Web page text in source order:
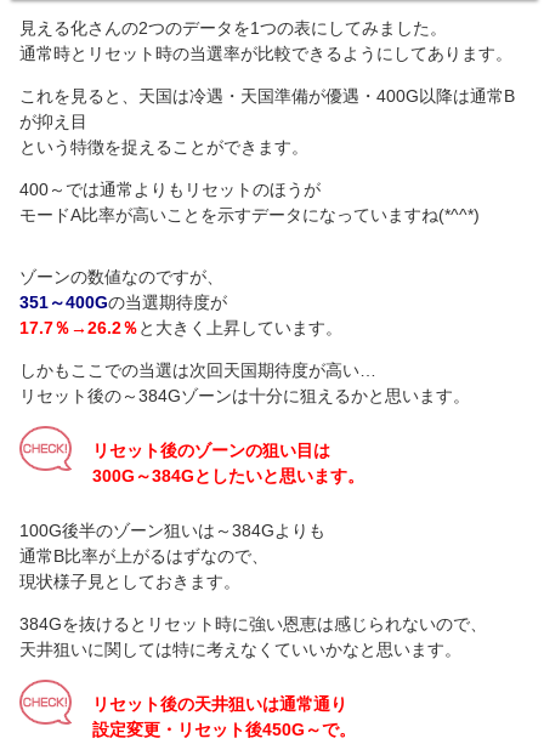
見える化さんの2つのデータを1つの表にしてみました。
通常時とリセット時の当選率が比較できるようにしてあります。
これを見ると、天国は冷遇・天国準備が優遇・400G以降は通常B
が抑え目
という特徴を捉えることができます。
400～では通常よりもリセットのほうが
モードA比率が高いことを示すデータになっていますね(*^^*)
ゾーンの数値なのですが、
351～400Gの当選期待度が
17.7％→26.2％と大きく上昇しています。
しかもここでの当選は次回天国期待度が高い…
リセット後の～384Gゾーンは十分に狙えるかと思います。
リセット後のゾーンの狙い目は
300G～384Gとしたいと思います。
100G後半のゾーン狙いは～384Gよりも
通常B比率が上がるはずなので、
現状様子見としておきます。
384Gを抜けるとリセット時に強い恩恵は感じられないので、
天井狙いに関しては特に考えなくていいかなと思います。
リセット後の天井狙いは通常通り
設定変更・リセット後450G～で。